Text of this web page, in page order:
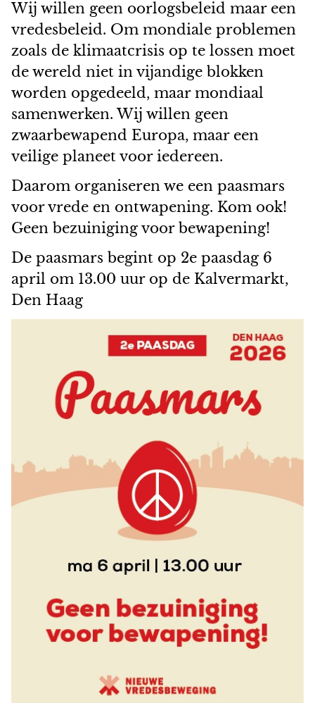
Wij willen geen oorlogsbeleid maar een
vredesbeleid. Om mondiale problemen
zoals de klimaatcrisis op te lossen moet
de wereld niet in vijandige blokken
worden opgedeeld, maar mondiaal
samenwerken. Wij willen geen
zwaarbewapend Europa, maar een
veilige planeet voor iedereen.
Daarom organiseren we een paasmars
voor vrede en ontwapening. Kom ook!
Geen bezuiniging voor bewapening!
De paasmars begint op 2e paasdag 6
april om 13.00 uur op de Kalvermarkt,
Den Haag